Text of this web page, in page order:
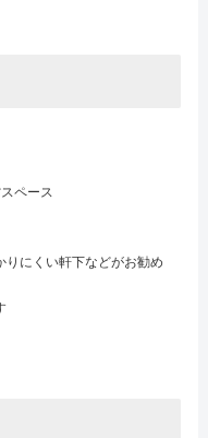
ペース
にくい軒下などがお勧め